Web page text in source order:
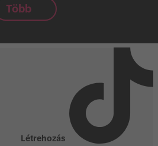
Több
Létrehozás